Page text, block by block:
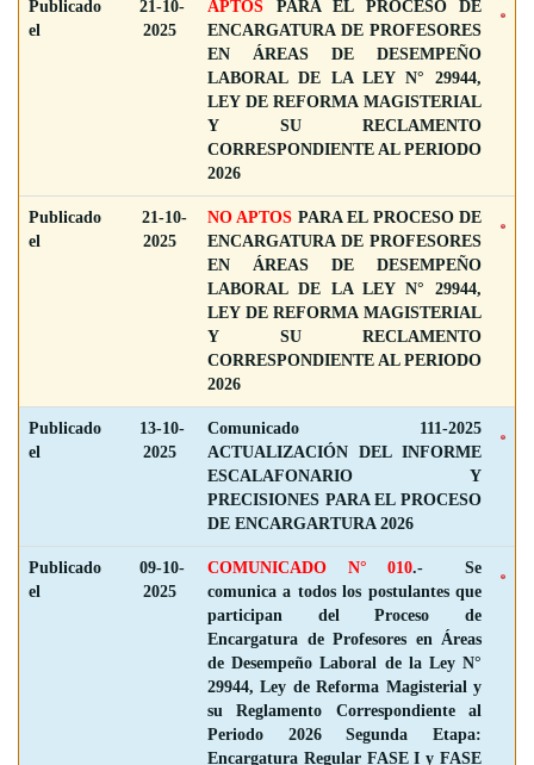
Publicado
el
21-10-
2025
APTOS PARA EL PROCESO DE
ENCARGATURA DE PROFESORES
EN ÁREAS DE DESEMPEÑO
LABORAL DE LA LEY N° 29944,
LEY DE REFORMA MAGISTERIAL
Y SU RECLAMENTO
CORRESPONDIENTE AL PERIODO
2026
Publicado
el
21-10-
2025
NO APTOS PARA EL PROCESO DE
ENCARGATURA DE PROFESORES
EN ÁREAS DE DESEMPEÑO
LABORAL DE LA LEY N° 29944,
LEY DE REFORMA MAGISTERIAL
Y SU RECLAMENTO
CORRESPONDIENTE AL PERIODO
2026
Publicado
el
13-10-
2025
Comunicado 111-2025
ACTUALIZACIÓN DEL INFORME
ESCALAFONARIO Y
PRECISIONES PARA EL PROCESO
DE ENCARGARTURA 2026
Publicado
el
09-10-
2025
COMUNICADO N° 010.- Se
comunica a todos los postulantes que
participan del Proceso de
Encargatura de Profesores en Áreas
de Desempeño Laboral de la Ley N°
29944, Ley de Reforma Magisterial y
su Reglamento Correspondiente al
Periodo 2026 Segunda Etapa:
Encargatura Regular FASE I y FASE